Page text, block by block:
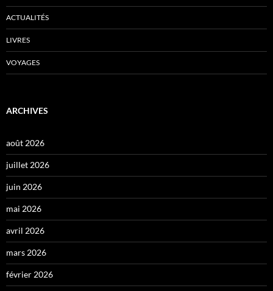
ACTUALITÉS
LIVRES
VOYAGES
ARCHIVES
août 2026
juillet 2026
juin 2026
mai 2026
avril 2026
mars 2026
février 2026